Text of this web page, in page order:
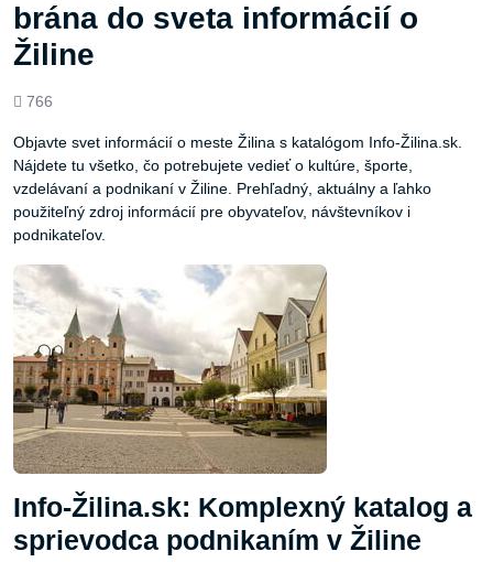
brána do sveta informácií o
Žiline
Počet
766
Objavte svet informácií o meste Žilina s katalógom Info-Žilina.sk.
Nájdete tu všetko, čo potrebujete vedieť o kultúre, športe,
vzdelávaní a podnikaní v Žiline. Prehľadný, aktuálny a ľahko
použiteľný zdroj informácií pre obyvateľov, návštevníkov i
podnikateľov.
Info-Žilina.sk: Komplexný katalog a
sprievodca podnikaním v Žiline